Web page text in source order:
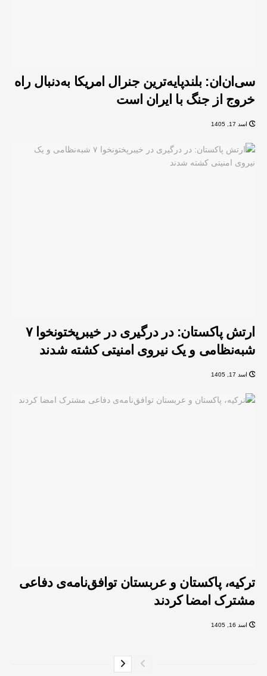
سی‌ان‌ان: بلندپایه‌ترین جنرال امریکا به‌دنبال راه
خروج از جنگ با ایران است
اسد 17, 1405
ارتش پاکستان: در درگیری در خیبرپختونخوا ۷
شبه‌نظامی و یک نیروی امنیتی کشته شدند
اسد 17, 1405
ترکیه، پاکستان و عربستان توافق‌نامه‌ی دفاعی
مشترک امضا کردند
اسد 16, 1405